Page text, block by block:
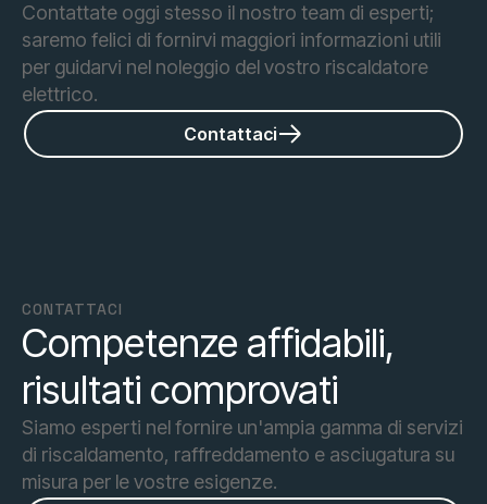
Contattate oggi stesso il nostro team di esperti;
saremo felici di fornirvi maggiori informazioni utili
per guidarvi nel noleggio del vostro riscaldatore
elettrico.
Contattaci
CONTATTACI
Competenze affidabili,
risultati comprovati
Siamo esperti nel fornire un'ampia gamma di servizi
di riscaldamento, raffreddamento e asciugatura su
misura per le vostre esigenze.